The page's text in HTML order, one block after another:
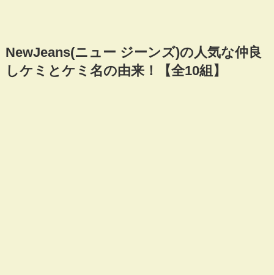
NewJeans(ニュー ジーンズ)の人気な仲良
しケミとケミ名の由来！【全10組】